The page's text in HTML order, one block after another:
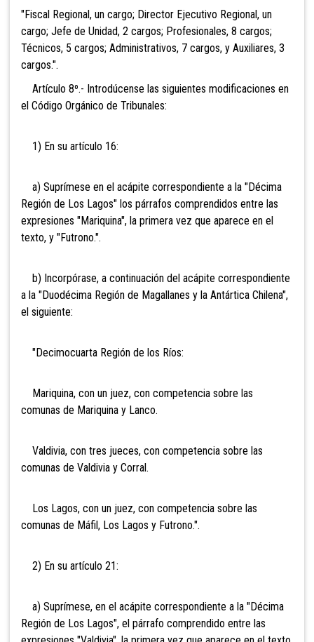
"Fiscal Regional, un cargo; Director Ejecutivo Regional, un
cargo; Jefe de Unidad, 2 cargos; Profesionales, 8 cargos;
Técnicos, 5 cargos; Administrativos, 7 cargos, y Auxiliares, 3
cargos.".
Artículo 8º.- Introdúcense las siguientes modificaciones en
el Código Orgánico de Tribunales:
1) En su artículo 16:
a) Suprímese en el acápite correspondiente a la "Décima
Región de Los Lagos" los párrafos comprendidos entre las
expresiones "Mariquina", la primera vez que aparece en el
texto, y "Futrono.".
b) Incorpórase, a continuación del acápite correspondiente
a la "Duodécima Región de Magallanes y la Antártica Chilena",
el siguiente:
"Decimocuarta Región de los Ríos:
Mariquina, con un juez, con competencia sobre las
comunas de Mariquina y Lanco.
Valdivia, con tres jueces, con competencia sobre las
comunas de Valdivia y Corral.
Los Lagos, con un juez, con competencia sobre las
comunas de Máfil, Los Lagos y Futrono.".
2) En su artículo 21:
a) Suprímese, en el acápite correspondiente a la "Décima
Región de Los Lagos", el párrafo comprendido entre las